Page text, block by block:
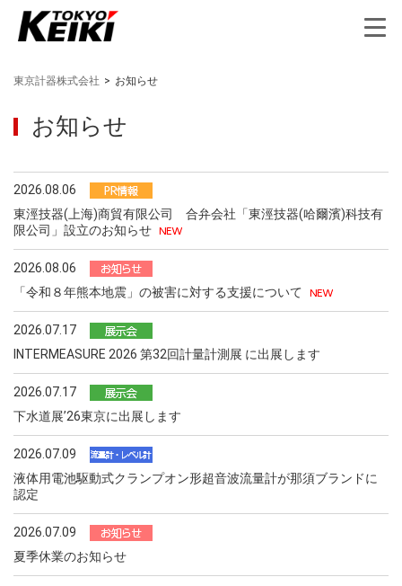
東京計器株式会社 > お知らせ
お知らせ
2026.08.06
東涇技器(上海)商貿有限公司 合弁会社「東涇技器(哈爾濱)科技有
限公司」設立のお知らせ
2026.08.06
「令和８年熊本地震」の被害に対する支援について
2026.07.17
INTERMEASURE 2026 第32回計量計測展 に出展します
2026.07.17
下水道展ʼ26東京に出展します
2026.07.09
液体用電池駆動式クランプオン形超音波流量計が那須ブランドに
認定
2026.07.09
夏季休業のお知らせ